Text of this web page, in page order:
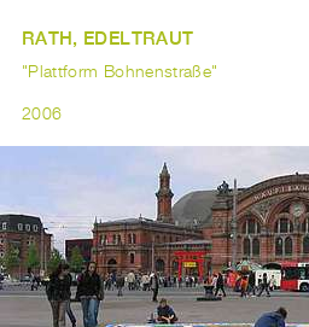
RATH, EDELTRAUT
"Plattform Bohnenstraße"
2006